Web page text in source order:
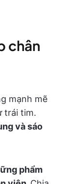
chân
mạnh mẽ
trái tim.
và sáo
phẩm